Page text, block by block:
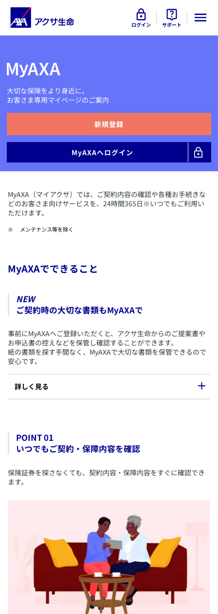
ログイン サポート
大切な保険をより身近に。
お客さま専用マイページのご案内
​新規登録
​MyAXAへログイン
​MyAXA（マイアクサ）では、ご契約内容の確認や各種お手続きな
どのお客さま向けサービスを、24時間365日※いつでもご利用い
ただけます。
​メンテナンス等を除く
MyAXAでできること
NEW
ご契約時の大切な書類もMyAXAで
​事前にMyAXAへご登録いただくと、アクサ生命からのご提案書や
お申込書の控えなどを保管し確認することができます。
紙の書類を探す手間なく、MyAXAで大切な書類を保管できるので
安心です。
​詳しく見る
​パンフレット
​保険設計書
​ご契約のしおり・約款
​MyAXAへの書類の格納は担当者が行います。（2025年9月以降のお申込みより
​保険商品によって格納される書類は異なります。
​ご提案、お申込み時などに電子交付した書類が格納されます。（ご契約されて
いない保険商品の書類含む）
​実際のご契約は「ご契約一覧」からご確認ください。
POINT 01
いつでもご契約・保障内容を確認
​保険証券を探さなくても、契約内容・保障内容をすぐに確認でき
ます。